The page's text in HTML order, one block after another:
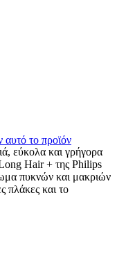
αυτό το προϊόν
εύκολα και γρήγορα
Hair + της Philips
πυκνών και μακριών
πλάκες και το